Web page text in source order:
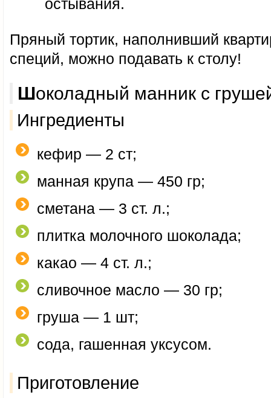
остывания.
Пряный тортик, наполнивший
специй, можно подавать к столу!
Шоколадный манник с
Ингредиенты
кефир — 2 ст;
манная крупа — 450 гр;
сметана — 3 ст. л.;
плитка молочного шоколада;
какао — 4 ст. л.;
сливочное масло — 30 гр;
груша — 1 шт;
сода, гашенная уксусом.
Приготовление